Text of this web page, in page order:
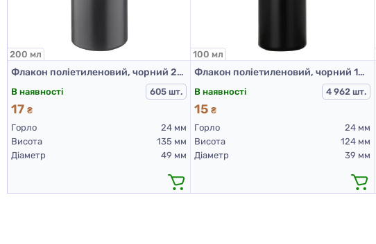
200 мл
Флакон поліетиленовий, чорний 200 мл, 508В (пластикові флакони 200 мл)
В наявності 605 шт.
17 ₴
Горло
24 мм
Висота
135 мм
Діаметр
49 мм
100 мл
Флакон поліетиленовий, чорний 100 мл, 508D (пластикові флакони 100 мл)
В наявності 4 962 шт.
15₴
Горло
24 мм
Висота
124 мм
Діаметр
39 мм